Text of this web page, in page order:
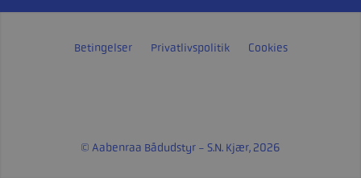
Betingelser Privatlivspolitik Cookies
© Aabenraa Bådudstyr - S.N. Kjær, 2026